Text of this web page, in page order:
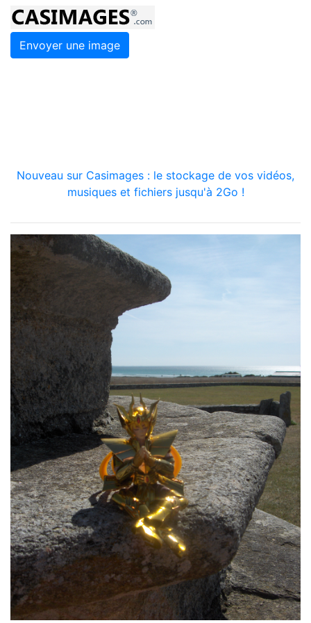
Envoyer une image
Nouveau sur Casimages : le stockage de vos vidéos,
musiques et fichiers jusqu'à 2Go !